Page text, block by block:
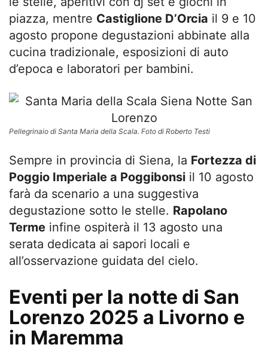
piazza, mentre Castiglione D’Orcia il 9 e 10
agosto propone degustazioni abbinate alla
cucina tradizionale, esposizioni di auto
d’epoca e laboratori per bambini.
Pellegrinaio di Santa Maria della Scala. Foto di Roberto Testi
Sempre in provincia di Siena, la Fortezza di
Poggio Imperiale a Poggibonsi il 10 agosto
farà da scenario a una suggestiva
degustazione sotto le stelle. Rapolano
Terme infine ospiterà il 13 agosto una
serata dedicata ai sapori locali e
all’osservazione guidata del cielo.
Eventi per la notte di San
Lorenzo 2025 a Livorno e
in Maremma